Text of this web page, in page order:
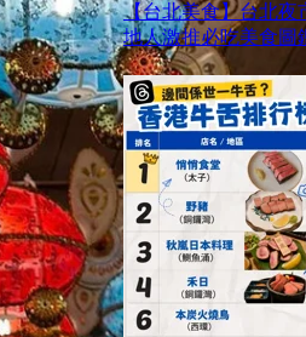
【台北美食】台北夜
地人激推必吃美食圖